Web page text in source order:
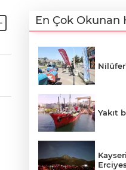
En Çok Okunan
Yakıt